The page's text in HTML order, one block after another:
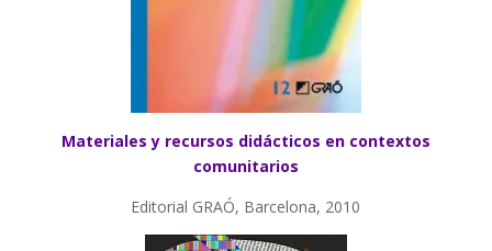
Materiales y recursos didácticos en contextos
comunitarios
Editorial GRAÓ, Barcelona, 2010